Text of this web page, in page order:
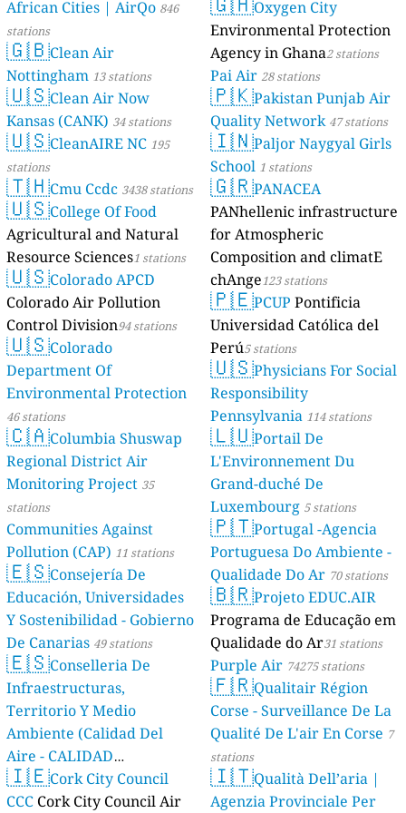
African Cities | AirQo 846
stations
🇬🇧Clean Air
Nottingham 13 stations
🇺🇸Clean Air Now
Kansas (CANK) 34 stations
🇺🇸CleanAIRE NC 195
stations
🇹🇭Cmu Ccdc 3438 stations
🇺🇸College Of Food
Agricultural and Natural
Resource Sciences1 stations
🇺🇸Colorado APCD
Colorado Air Pollution
Control Division94 stations
🇺🇸Colorado
Department Of
Environmental Protection
46 stations
🇨🇦Columbia Shuswap
Regional District Air
Monitoring Project 35
stations
Communities Against
Pollution (CAP) 11 stations
🇪🇸Consejería De
Educación, Universidades
Y Sostenibilidad - Gobierno
De Canarias 49 stations
🇪🇸Conselleria De
Infraestructuras,
Territorio Y Medio
Ambiente (Calidad Del
Aire - CALIDAD
AMBIENTAL) 23 stations
🇮🇪Cork City Council
CCC Cork City Council Air
Oxygen City
Environmental Protection
Agency in Ghana2 stations
Pai Air 28 stations
🇵🇰Pakistan Punjab Air
Quality Network 47 stations
🇮🇳Paljor Naygyal Girls
School 1 stations
🇬🇷PANACEA
PANhellenic infrastructure
for Atmospheric
Composition and climatE
chAnge123 stations
🇵🇪PCUP Pontificia
Universidad Católica del
Perú5 stations
🇺🇸Physicians For Social
Responsibility
Pennsylvania 114 stations
🇱🇺Portail De
L'Environnement Du
Grand-duché De
Luxembourg 5 stations
🇵🇹Portugal -Agencia
Portuguesa Do Ambiente -
Qualidade Do Ar 70 stations
🇧🇷Projeto EDUC.AIR
Programa de Educação em
Qualidade do Ar31 stations
Purple Air 74275 stations
🇫🇷Qualitair Région
Corse - Surveillance De La
Qualité De L'air En Corse 7
stations
🇮🇹Qualità Dell’aria |
Agenzia Provinciale Per